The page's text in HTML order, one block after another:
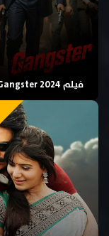
فيلم Gangster 2024 مترجم